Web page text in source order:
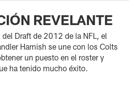
REVELANTE
Draft de 2012 de la NFL, el
Harnish se une con los Colts
un puesto en el roster y
ha tenido mucho éxito.